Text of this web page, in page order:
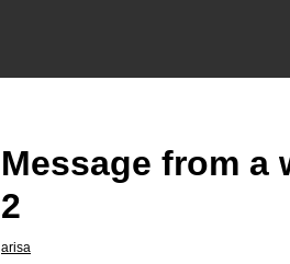
Message from a
2
arisa